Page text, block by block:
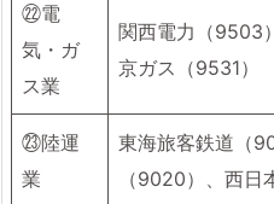
㉒電
気・ガ
ス業
関西電力（9503
京ガス（9531）
㉓陸運
業
東海旅客鉄道（
（9020）、西日